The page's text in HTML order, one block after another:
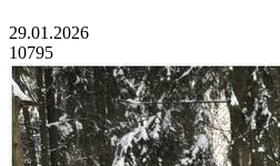
29.01.2026
10795